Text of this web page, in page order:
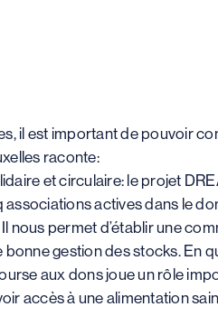
il est important de pouvoir
raconte:
et circulaire: le projet
actives dans le
nous permet d’établir une
gestion des stocks. En
aux dons joue un rôle
accès à une alimentation